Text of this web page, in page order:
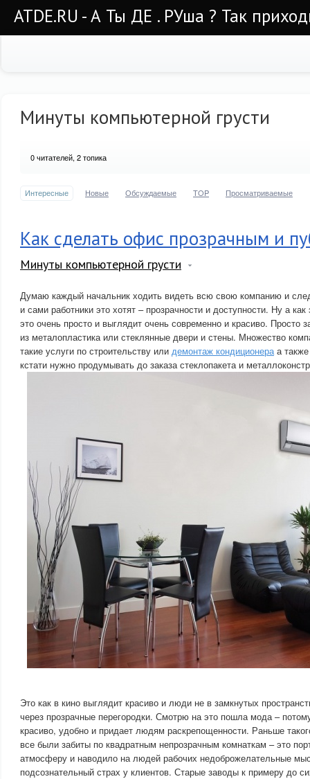
ATDE.RU - А Ты ДЕ . РУша ? Так
Минуты компьютерной грусти
0читателей, 2 топика
Интересные Новые Обсуждаемые TOP Просматриваемые
Как сделать офис прозрачным и
Минуты компьютерной грусти
Думаю каждый начальник ходить видеть всю свою компанию и
и сами работники это хотят – прозрачности и доступности. Ну а
это очень просто и выглядит очень современно и красиво. Просто
из металопластика или стеклянные двери и стены. Множество
такие услуги по строительству или демонтаж кондиционераа
кстати нужно продумывать до заказа стеклопакета и
Это как в кино выглядит красиво и люди не в замкнутых
через прозрачные перегородки. Смотрю на это пошла мода –
красиво, удобно и придает людям раскрепощенности. Раньше
все были забиты по квадратным непрозрачным комнаткам – это
атмосферу и наводило на людей рабочих недоброжелательные
подсознательный страх у клиентов. Старые заводы к примеру до